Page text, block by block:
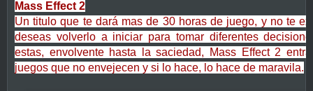
Mass Effect 2
Un titulo que te dará mas de 30 horas de juego, y no te
deseas volverlo a iniciar para tomar diferentes
estas, envolvente hasta la saciedad, Mass Effect 2
juegos que no envejecen y si lo hace, lo hace de maravila.